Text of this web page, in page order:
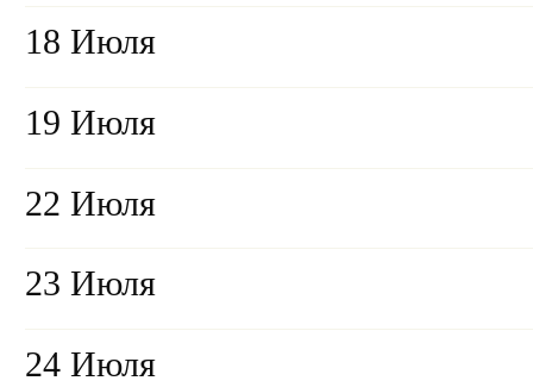
18 Июля
19 Июля
22 Июля
23 Июля
24 Июля